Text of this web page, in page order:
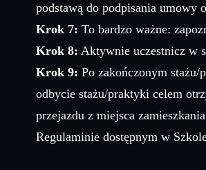
podstawą do podpisania umowy
Krok 7: To bardzo ważne:
Krok 8: Aktywnie uczestnicz w
Krok 9: Po zakończonym
odbycie stażu/praktyki celem
przejazdu z miejsca
Regulaminie dostępnym w